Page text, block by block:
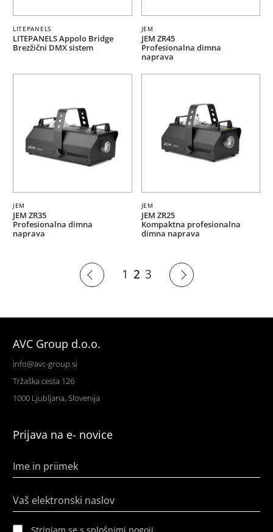
LITEPANELS
LITEPANELS Appolo Bridge
Brezžični DMX sistem
JEM
JEM ZR45
Profesionalna dimna
naprava
JEM
JEM ZR35
Profesionalna dimna
naprava
JEM
JEM ZR25
Kompaktna profesionalna
dimna naprava
1 2 3
AVC Group d.o.o.
info@avc-group.si
Tržaška cesta 126
1000 Ljubljana, Slovenija
Prijava na e- novice
Ime in priimek
Vaš elektronski naslov